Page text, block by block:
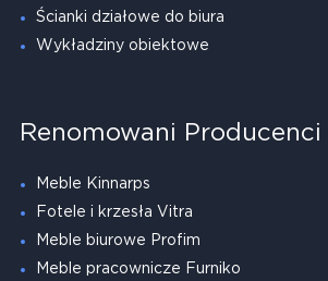
Ścianki działowe do biura
Wykładziny obiektowe
Renomowani Producenci
Meble Kinnarps
Fotele i krzesła Vitra
Meble biurowe Profim
Meble pracownicze Furniko